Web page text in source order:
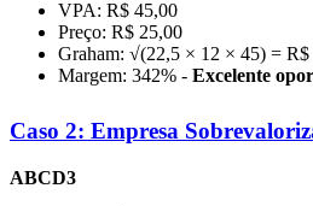
VPA: R$ 45,00
Preço: R$ 25,00
Graham: √(22,5 × 12 × 45) = R$
Margem: 342% - Excelente
Caso 2: Empresa
ABCD3